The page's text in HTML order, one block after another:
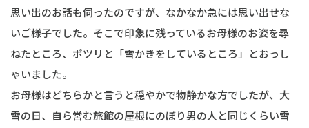
思い出のお話も伺ったのですが、なかなか急には思い出せな
いご様子でした。そこで印象に残っているお母様のお姿を尋
ねたところ、ポツリと「雪かきをしているところ」とおっし
ゃいました。
お母様はどちらかと言うと穏やかで物静かな方でしたが、大
雪の日、自ら営む旅館の屋根にのぼり男の人と同じくらい雪